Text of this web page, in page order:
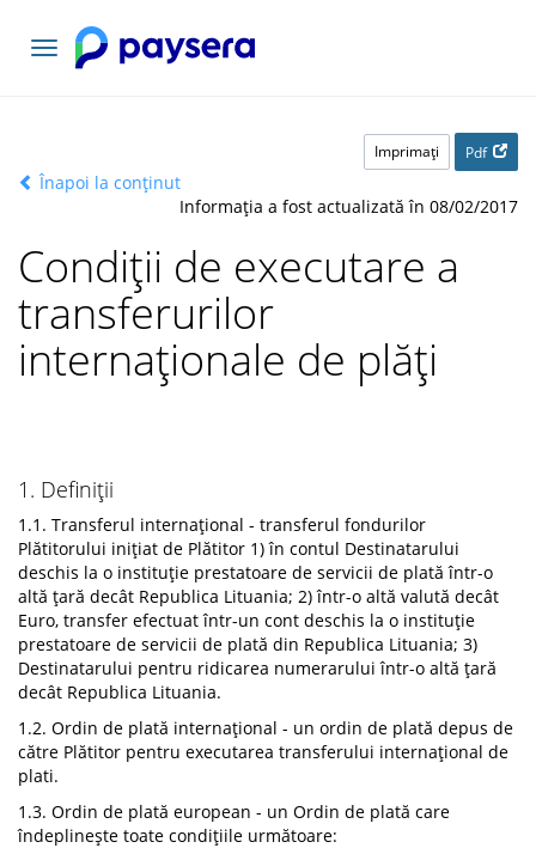
Comutați
navigarea
Imprimaţi Pdf
Înapoi la conținut
Informația a fost actualizată în 08/02/2017
Condiții de executare a
transferurilor
internaționale de plăți
1. Definiții
1.1. Transferul internațional - transferul fondurilor
Plătitorului inițiat de Plătitor 1) în contul Destinatarului
deschis la o instituție prestatoare de servicii de plată într-o
altă țară decât Republica Lituania; 2) într-o altă valută decât
Euro, transfer efectuat într-un cont deschis la o instituție
prestatoare de servicii de plată din Republica Lituania; 3)
Destinatarului pentru ridicarea numerarului într-o altă țară
decât Republica Lituania.
1.2. Ordin de plată internațional - un ordin de plată depus de
către Plătitor pentru executarea transferului internațional de
plati.
1.3. Ordin de plată european - un Ordin de plată care
îndeplinește toate condițiile următoare: